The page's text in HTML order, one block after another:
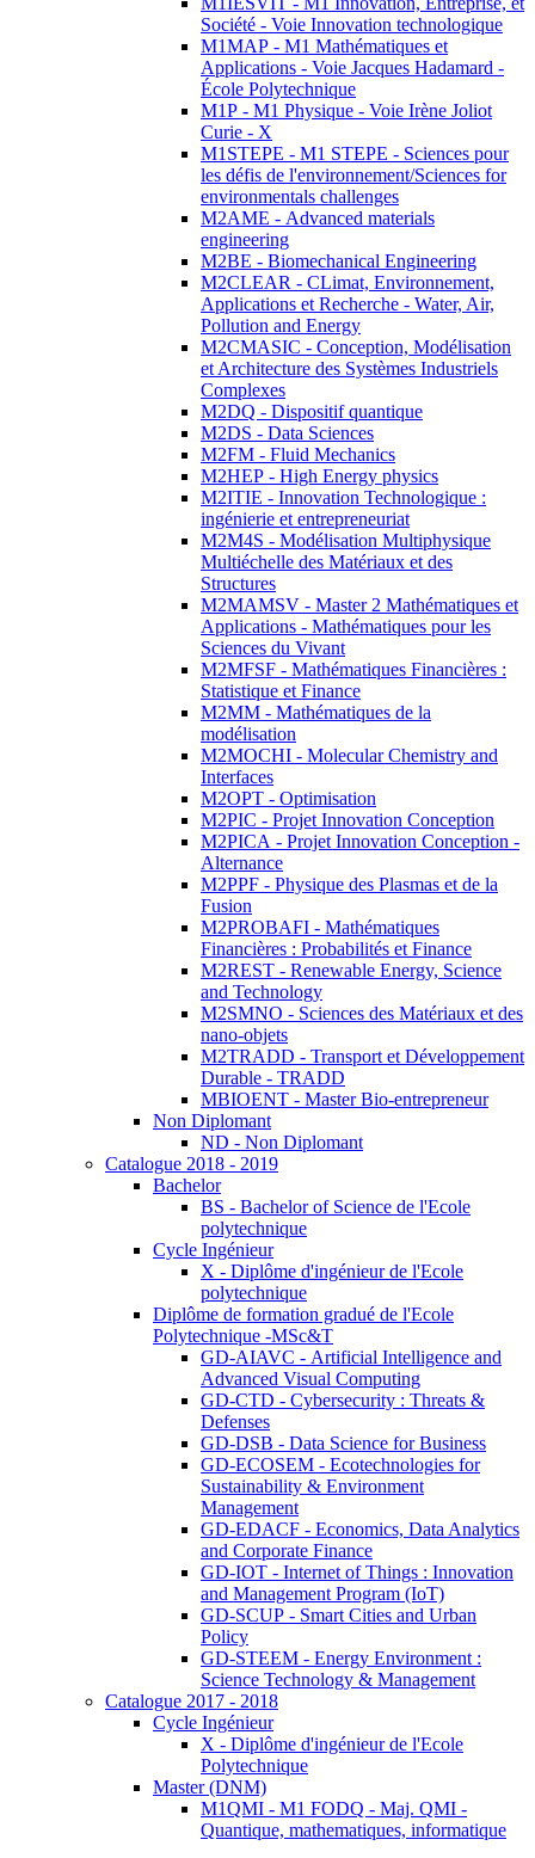
Société - Voie Innovation technologique
M1MAP - M1 Mathématiques et
Applications - Voie Jacques Hadamard -
École Polytechnique
M1P - M1 Physique - Voie Irène Joliot
Curie - X
M1STEPE - M1 STEPE - Sciences pour
les défis de l'environnement/Sciences for
environmentals challenges
M2AME - Advanced materials
engineering
M2BE - Biomechanical Engineering
M2CLEAR - CLimat, Environnement,
Applications et Recherche - Water, Air,
Pollution and Energy
M2CMASIC - Conception, Modélisation
et Architecture des Systèmes Industriels
Complexes
M2DQ - Dispositif quantique
M2DS - Data Sciences
M2FM - Fluid Mechanics
M2HEP - High Energy physics
M2ITIE - Innovation Technologique :
ingénierie et entrepreneuriat
M2M4S - Modélisation Multiphysique
Multiéchelle des Matériaux et des
Structures
M2MAMSV - Master 2 Mathématiques et
Applications - Mathématiques pour les
Sciences du Vivant
M2MFSF - Mathématiques Financières :
Statistique et Finance
M2MM - Mathématiques de la
modélisation
M2MOCHI - Molecular Chemistry and
Interfaces
M2OPT - Optimisation
M2PIC - Projet Innovation Conception
M2PICA - Projet Innovation Conception -
Alternance
M2PPF - Physique des Plasmas et de la
Fusion
M2PROBAFI - Mathématiques
Financières : Probabilités et Finance
M2REST - Renewable Energy, Science
and Technology
M2SMNO - Sciences des Matériaux et des
nano-objets
M2TRADD - Transport et Développement
Durable - TRADD
MBIOENT - Master Bio-entrepreneur
Non Diplomant
ND - Non Diplomant
Catalogue 2018 - 2019
Bachelor
BS - Bachelor of Science de l'Ecole
polytechnique
Cycle Ingénieur
X - Diplôme d'ingénieur de l'Ecole
polytechnique
Diplôme de formation gradué de l'Ecole
Polytechnique -MSc&T
GD-AIAVC - Artificial Intelligence and
Advanced Visual Computing
GD-CTD - Cybersecurity : Threats &
Defenses
GD-DSB - Data Science for Business
GD-ECOSEM - Ecotechnologies for
Sustainability & Environment
Management
GD-EDACF - Economics, Data Analytics
and Corporate Finance
GD-IOT - Internet of Things : Innovation
and Management Program (IoT)
GD-SCUP - Smart Cities and Urban
Policy
GD-STEEM - Energy Environment :
Science Technology & Management
Catalogue 2017 - 2018
Cycle Ingénieur
X - Diplôme d'ingénieur de l'Ecole
Polytechnique
Master (DNM)
M1QMI - M1 FODQ - Maj. QMI -
Quantique, mathematiques, informatique